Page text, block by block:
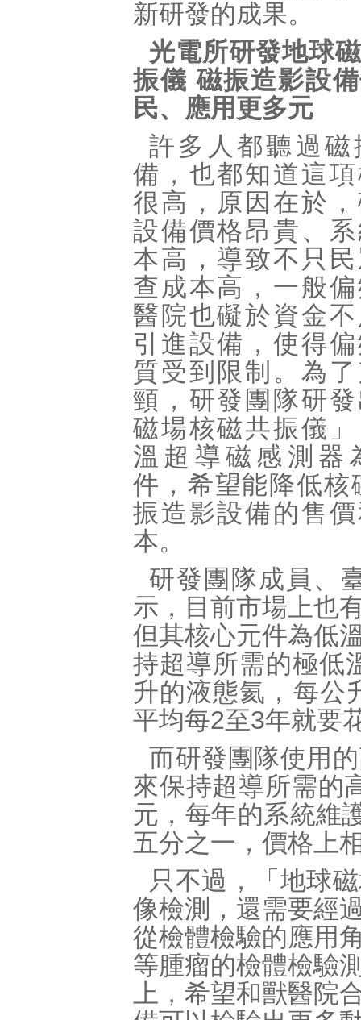
新研發的成果。
光電所研發地球
振儀 磁振造影設
民、應用更多元
許多人都聽過磁
備，也都知道這
很高，原因在於
設備價格昂貴、
本高，導致不只
查成本高，一般
醫院也礙於資金
引進設備，使得
質受到限制。為
頸，研發團隊研
磁場核磁共振儀
溫超導磁感測器
件，希望能降低核
振造影設備的售
本。
研發團隊成員、
示，目前市場上也
但其核心元件為低
持超導所需的極低
升的液態氦，每公
平均每2至3年就要
而研發團隊使用
來保持超導所需的
元，每年的系統維
五分之一，價格上
只不過，「地球
像檢測，還需要經
從檢體檢驗的應用
等腫瘤的檢體檢驗
上，希望和獸醫院